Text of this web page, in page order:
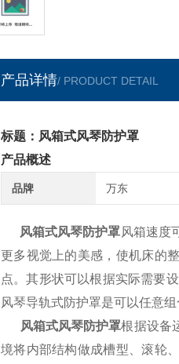
产品详情/ PRODUCT DETAIL
标题：风箱式风琴防护罩
产品概述
品牌 万东
风箱式风琴防护罩风箱速度
更多视觉上的美感，使机床的
点。其形状可以根据实际需要
风琴导轨式防护罩是可以任意
风箱式风琴防护罩根据设备
境将内部结构做成槽型、滚轮